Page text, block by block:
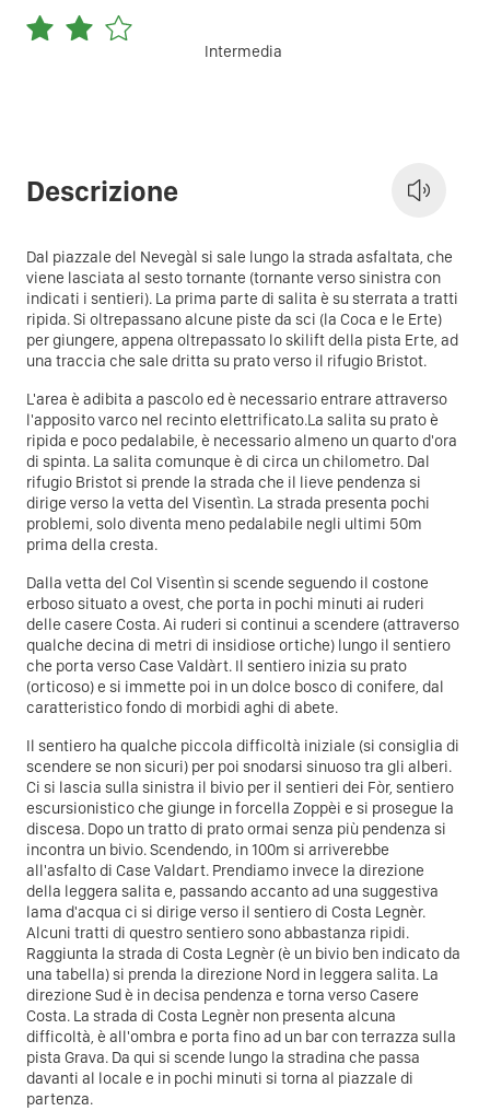
Intermedia
Descrizione
Dal piazzale del Nevegàl si sale lungo la strada asfaltata, che
viene lasciata al sesto tornante (tornante verso sinistra con
indicati i sentieri). La prima parte di salita è su sterrata a tratti
ripida. Si oltrepassano alcune piste da sci (la Coca e le Erte)
per giungere, appena oltrepassato lo skilift della pista Erte, ad
una traccia che sale dritta su prato verso il rifugio Bristot.
L'area è adibita a pascolo ed è necessario entrare attraverso
l'apposito varco nel recinto elettrificato.La salita su prato è
ripida e poco pedalabile, è necessario almeno un quarto d'ora
di spinta. La salita comunque è di circa un chilometro. Dal
rifugio Bristot si prende la strada che il lieve pendenza si
dirige verso la vetta del Visentìn. La strada presenta pochi
problemi, solo diventa meno pedalabile negli ultimi 50m
prima della cresta.
Dalla vetta del Col Visentìn si scende seguendo il costone
erboso situato a ovest, che porta in pochi minuti ai ruderi
delle casere Costa. Ai ruderi si continui a scendere (attraverso
qualche decina di metri di insidiose ortiche) lungo il sentiero
che porta verso Case Valdàrt. Il sentiero inizia su prato
(orticoso) e si immette poi in un dolce bosco di conifere, dal
caratteristico fondo di morbidi aghi di abete.
Il sentiero ha qualche piccola difficoltà iniziale (si consiglia di
scendere se non sicuri) per poi snodarsi sinuoso tra gli alberi.
Ci si lascia sulla sinistra il bivio per il sentieri dei Fòr, sentiero
escursionistico che giunge in forcella Zoppèi e si prosegue la
discesa. Dopo un tratto di prato ormai senza più pendenza si
incontra un bivio. Scendendo, in 100m si arriverebbe
all'asfalto di Case Valdart. Prendiamo invece la direzione
della leggera salita e, passando accanto ad una suggestiva
lama d'acqua ci si dirige verso il sentiero di Costa Legnèr.
Alcuni tratti di questro sentiero sono abbastanza ripidi.
Raggiunta la strada di Costa Legnèr (è un bivio ben indicato da
una tabella) si prenda la direzione Nord in leggera salita. La
direzione Sud è in decisa pendenza e torna verso Casere
Costa. La strada di Costa Legnèr non presenta alcuna
difficoltà, è all'ombra e porta fino ad un bar con terrazza sulla
pista Grava. Da qui si scende lungo la stradina che passa
davanti al locale e in pochi minuti si torna al piazzale di
partenza.